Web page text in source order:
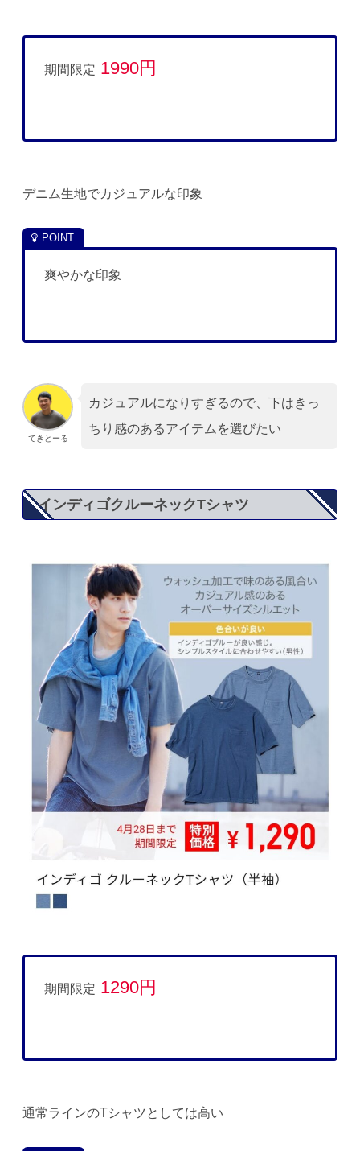
期間限定 1990円
デニム生地でカジュアルな印象
爽やかな印象
てきとーる
カジュアルになりすぎるので、下はきっ
ちり感のあるアイテムを選びたい
インディゴクルーネックTシャツ
期間限定 1290円
通常ラインのTシャツとしては高い